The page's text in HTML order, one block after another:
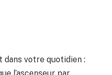
dans votre quotidien :